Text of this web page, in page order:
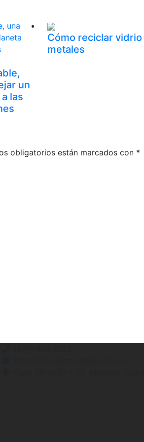
un
las
Cómo reciclar vidrio
metales
obligatorios están marcados con *